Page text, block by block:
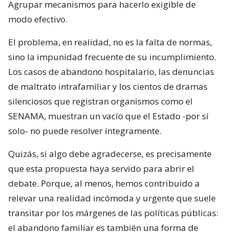
Agrupar mecanismos para hacerlo exigible de
modo efectivo.
El problema, en realidad, no es la falta de normas,
sino la impunidad frecuente de su incumplimiento.
Los casos de abandono hospitalario, las denuncias
de maltrato intrafamiliar y los cientos de dramas
silenciosos que registran organismos como el
SENAMA, muestran un vacío que el Estado -por sí
solo- no puede resolver íntegramente.
Quizás, si algo debe agradecerse, es precisamente
que esta propuesta haya servido para abrir el
debate. Porque, al menos, hemos contribuido a
relevar una realidad incómoda y urgente que suele
transitar por los márgenes de las políticas públicas:
el abandono familiar es también una forma de